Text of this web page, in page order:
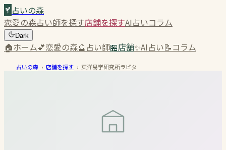
占いの森
恋愛の森占い師を探す店舗を探すAI占いコラム
Dark
🏠ホーム💕恋愛の森🔮占い師🏪店舗✨AI占い📝コラム
占いの森 › 店舗を探す › 東洋易学研究所ラピタ